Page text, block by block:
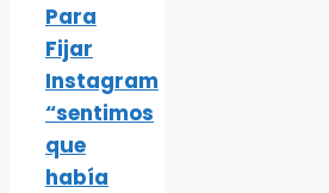
Para
Fijar
Instagram
“sentimos
que
había